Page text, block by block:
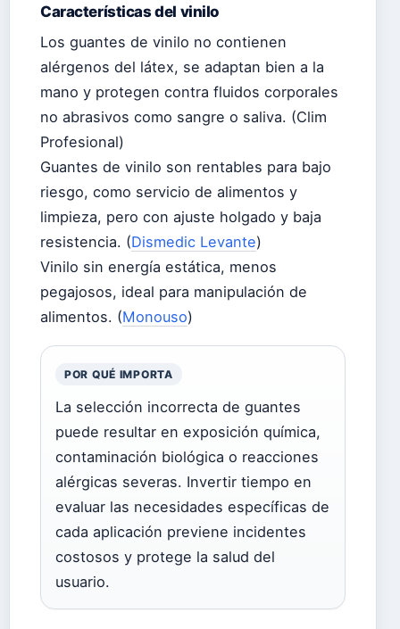
Características del vinilo
Los guantes de vinilo no contienen
alérgenos del látex, se adaptan bien a la
mano y protegen contra fluidos corporales
no abrasivos como sangre o saliva. (Clim
Profesional)
Guantes de vinilo son rentables para bajo
riesgo, como servicio de alimentos y
limpieza, pero con ajuste holgado y baja
resistencia. (Dismedic Levante)
Vinilo sin energía estática, menos
pegajosos, ideal para manipulación de
alimentos. (Monouso)
POR QUÉ IMPORTA
La selección incorrecta de guantes
puede resultar en exposición química,
contaminación biológica o reacciones
alérgicas severas. Invertir tiempo en
evaluar las necesidades específicas de
cada aplicación previene incidentes
costosos y protege la salud del
usuario.